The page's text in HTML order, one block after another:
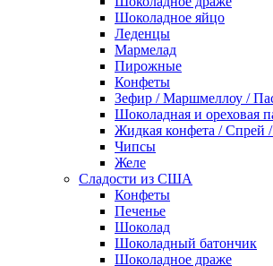
Шоколадное яйцо
Леденцы
Мармелад
Пирожные
Конфеты
Зефир / Маршмеллоу /
Шоколадная и ореховая
Жидкая конфета / Спрей
Чипсы
Желе
Сладости из США
Конфеты
Печенье
Шоколад
Шоколадный батончик
Шоколадное драже